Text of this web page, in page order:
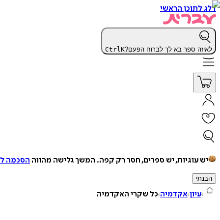
דלג לתוכן הראשי
לאיזה ספר בא לך לברוח הפעם? CtrlK
יש עוגיות, יש ספרים, חסר רק קפה. המשך גלישה מהווה הסכמה
הבנתי
עיון אקדמיה כל שקרי האקדמיה